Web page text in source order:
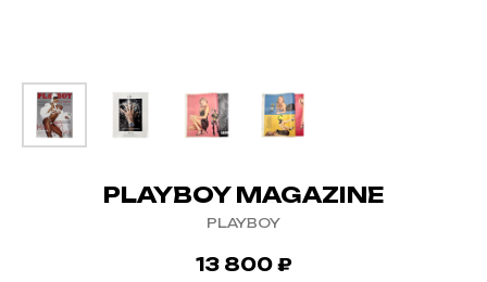
PLAYBOY MAGAZINE
PLAYBOY
13 800 ₽